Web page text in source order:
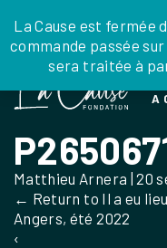
to
the
La Cause est fermée
commande passée
sera traitée à
JE DONNE JE PARRAINE
Matthieu Arnera |20
← Return to Il a eu
Angers, été 2022
‹